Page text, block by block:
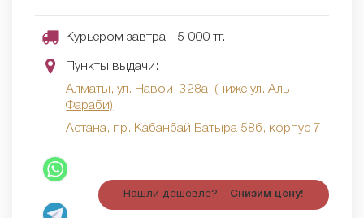
Курьером завтра - 5 000 тг.
Пункты выдачи:
Алматы, ул. Навои, 328а, (ниже ул. Аль-
Фараби)
Астана, пр. Кабанбай Батыра 58б, корпус 7
Нашли дешевле? – Снизим цену!